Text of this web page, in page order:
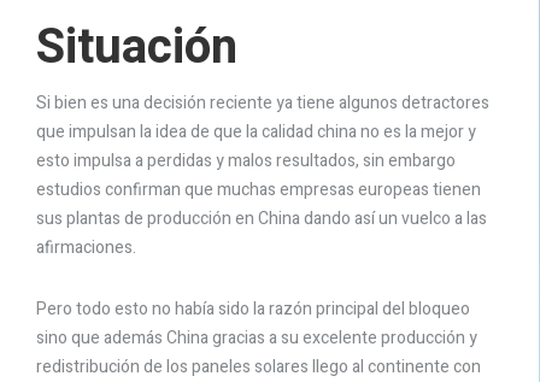
Situación
Si bien es una decisión reciente ya tiene algunos detractores
que impulsan la idea de que la calidad china no es la mejor y
esto impulsa a perdidas y malos resultados, sin embargo
estudios confirman que muchas empresas europeas tienen
sus plantas de producción en China dando así un vuelco a las
afirmaciones.
Pero todo esto no había sido la razón principal del bloqueo
sino que además China gracias a su excelente producción y
redistribución de los paneles solares llego al continente con